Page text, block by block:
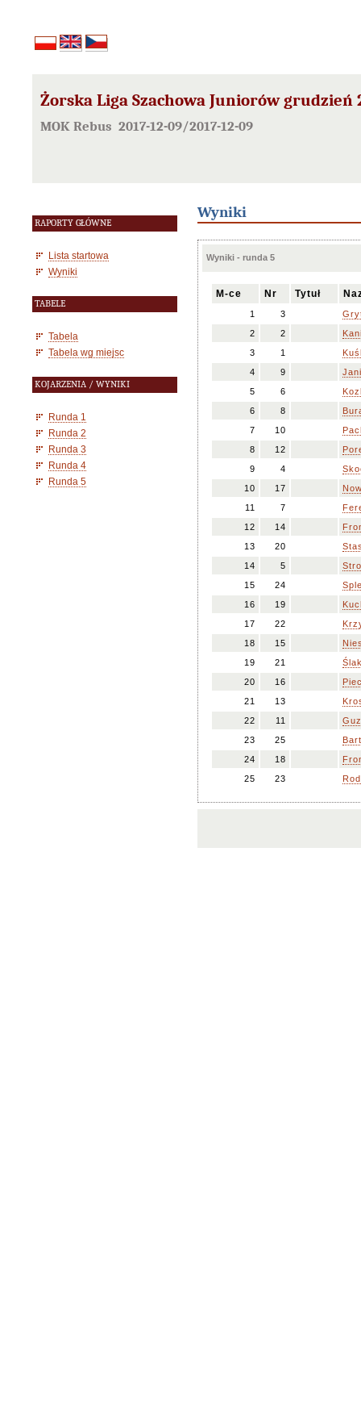
Żorska Liga Szachowa Juniorów grudzień
MOK Rebus 2017-12-09/2017-12-09
RAPORTY GŁÓWNE
Lista startowa
Wyniki
TABELE
Tabela
Tabela wg miejsc
KOJARZENIA / WYNIKI
Runda 1
Runda 2
Runda 3
Runda 4
Runda 5
Wyniki
Wyniki - runda 5
M-ce Nr Tytuł
1 3
2
2
3
1
4
9
5
6
6
8
7
10
8
12
9
4
10
17
11
7
12
14
13
20
14
5
15
24
16
19
17
22
18
15
19
21
20
16
21
13
22
11
23
25
24
18
25
23